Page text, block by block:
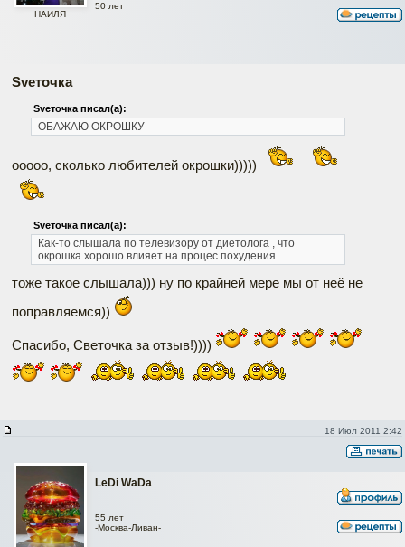
НАИЛЯ
50 лет
Svеточка
Svеточка писал(а):
ОБАЖАЮ ОКРОШКУ
ооооо, сколько любителей окрошки)))))
Svеточка писал(а):
Как-то слышала по телевизору от диетолога , что
окрошка хорошо влияет на процес похудения.
тоже такое слышала))) ну по крайней мере мы от неё не
поправляемся))
Спасибо, Светочка за отзыв!))))
18 Июл 2011 2:42
LeDi WaDa
55 лет
-Москва-Ливан-